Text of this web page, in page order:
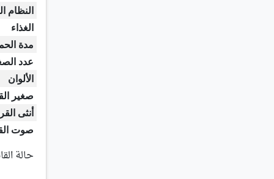
النظام
الغذاء
مدة
عدد
الألوان
صغير
أنثى
صوت
حالة